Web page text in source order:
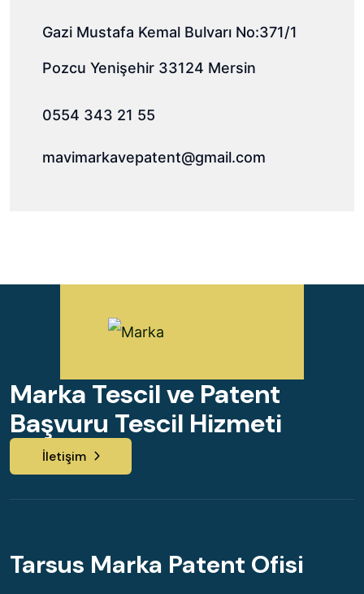
Gazi Mustafa Kemal Bulvarı No:371/1
Pozcu Yenişehir 33124 Mersin
0554 343 21 55
mavimarkavepatent@gmail.com
Marka Tescil ve Patent
Başvuru Tescil Hizmeti
İletişim
Tarsus Marka Patent Ofisi